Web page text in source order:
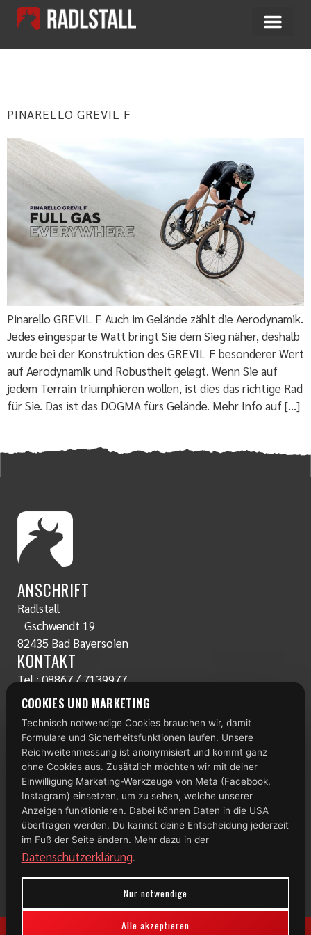
PINARELLO GREVIL F
Pinarello GREVIL F Auch im Gelände zählt die Aerodynamik.
Jedes eingesparte Watt bringt Sie dem Sieg näher, deshalb
wurde bei der Konstruktion des GREVIL F besonderer Wert
auf Aerodynamik und Robustheit gelegt. Wenn Sie auf
jedem Terrain triumphieren wollen, ist dies das richtige Rad
für Sie. Das ist das DOGMA fürs Gelände. Mehr Info auf […]
ANSCHRIFT
Radlstall
Gschwendt 19
82435 Bad Bayersoien
KONTAKT
Tel.:08867 / 7139977
www.radlstall.com
ÖFFNUNGSZEITEN
Montag: geschlossen
Di – Fr: 10:00 – 18:00 Uhr
Samstag: 09:00 – 13:00 Uhr
TOP 100
COOKIES UND MARKETING
Technisch notwendige Cookies brauchen wir, damit
Formulare und Sicherheitsfunktionen laufen. Unsere
Reichweitenmessung ist anonymisiert und kommt ganz
ohne Cookies aus. Zusätzlich möchten wir mit deiner
Einwilligung Marketing-Werkzeuge von Meta (Facebook,
Instagram) einsetzen, um zu sehen, welche unserer
Anzeigen funktionieren. Dabei können Daten in die USA
übertragen werden. Du kannst deine Entscheidung jederzeit
im Fuß der Seite ändern. Mehr dazu in der
Datenschutzerklärung.
Nur notwendige
Alle akzeptieren